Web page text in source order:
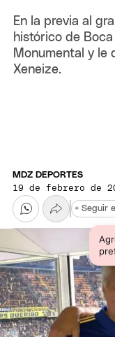
En la previa al
histórico de
Monumental y le
Xeneize.
MDZ DEPORTES
19 de febrero de
+ Seguir